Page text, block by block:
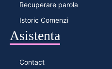
Recuperare parola
Istoric Comenzi
Asistenta
Contact